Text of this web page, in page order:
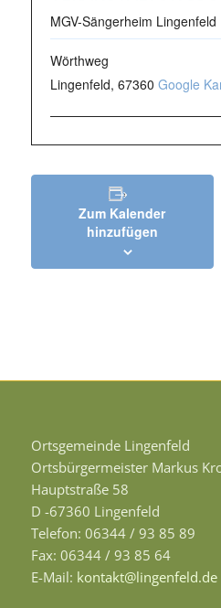
MGV-Sängerheim Lingenfeld
Wörthweg
Lingenfeld, 67360 Google
Zum Kalender
hinzufügen
Ortsgemeinde Lingenfeld
Ortsbürgermeister Markus
Hauptstraße 58
D -67360 Lingenfeld
Telefon: 06344 / 93 85 89
Fax: 06344 / 93 85 64
E-Mail: kontakt@lingenfeld.de